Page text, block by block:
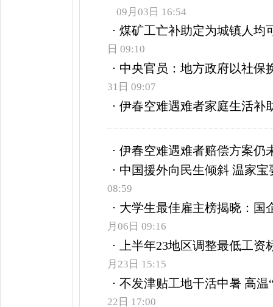
09月03日 16:54
煤矿工亡补助定为城镇人均
日 09:10
中央官员：地方政府以社保
31日 09:07
伊春空难遇难者家庭生活补
伊春空难遇难者赔偿方案仍
中国援外向民生倾斜 温家宝
08:59
大学生最佳雇主榜揭晓：国
月06日 09:16
上半年23地区调整最低工资
月23日 15:15
不发津贴工地干活中暑 高温
22日 17:00